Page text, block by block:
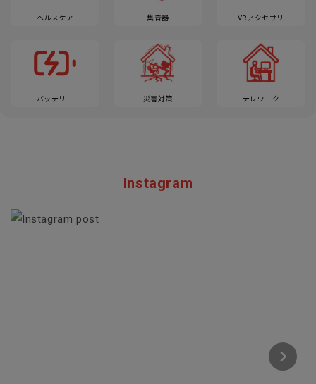
ヘルスケア 集音器 VRアクセサリ
バッテリー 災害対策 テレワーク
Instagram